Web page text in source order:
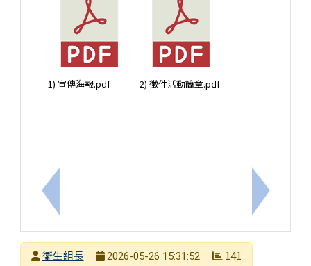
上一筆：國際志工老師歡送會 系列活動 Farewell
1) 宣傳海報.pdf 2) 徵件活動簡章.pdf
下一筆：
發布者
衛生組長 2026-05-26 15:31:52 141